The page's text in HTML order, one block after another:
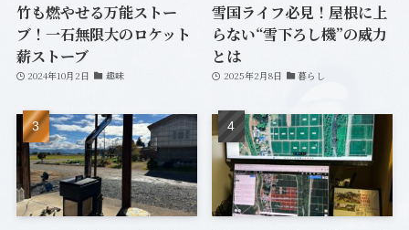
(2)
竹も燃やせる万能ストー
ブ！一石無限大のロケット
薪ストーブ
2024年10月2日 趣味
雪国ライフ必見！屋根に上
らない“雪下ろし機”の威力
とは
2025年2月8日 暮らし